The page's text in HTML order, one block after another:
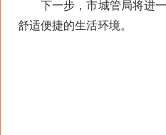
下一步，市城管局将进一
舒适便捷的生活环境。